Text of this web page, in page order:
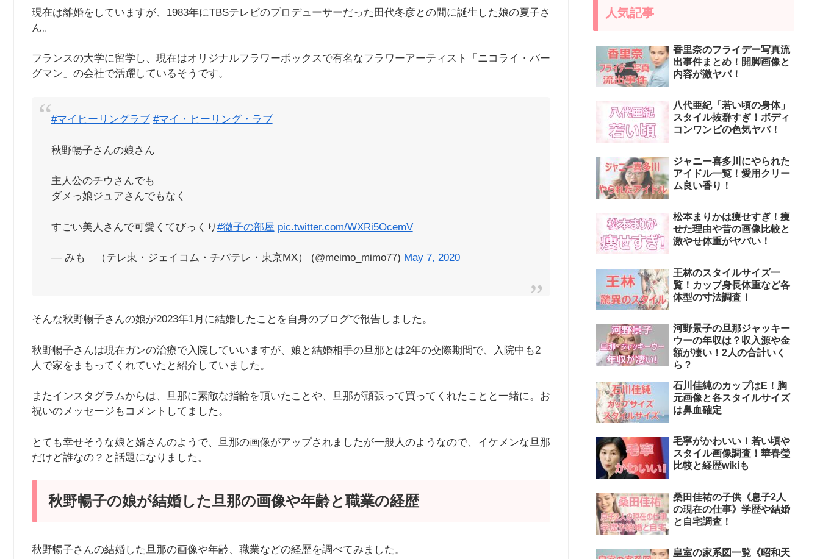
現在は離婚をしていますが、1983年にTBSテレビのプロデューサーだった田代冬彦との間に誕生した娘の夏子さ
ん。
フランスの大学に留学し、現在はオリジナルフラワーボックスで有名なフラワーアーティスト「ニコライ・バー
グマン」の会社で活躍しているそうです。
#マイヒーリングラブ #マイ・ヒーリング・ラブ
秋野暢子さんの娘さん
主人公のチウさんでも
ダメっ娘ジュアさんでもなく
すごい美人さんで可愛くてびっくり #徹子の部屋 pic.twitter.com/WXRi5OcemV
— みも （テレ東・ジェイコム・チバテレ・東京MX） (@meimo_mimo77) May 7, 2020
そんな秋野暢子さんの娘が2023年1月に結婚したことを自身のブログで報告しました。
秋野暢子さんは現在ガンの治療で入院していいますが、娘と結婚相手の旦那とは2年の交際期間で、入院中も2
人で家をまもってくれていたと紹介していました。
またインスタグラムからは、旦那に素敵な指輪を頂いたことや、旦那が頑張って買ってくれたことと一緒に。お
祝いのメッセージもコメントしてました。
とても幸せそうな娘と婿さんのようで、旦那の画像がアップされましたが一般人のようなので、イケメンな旦那
だけど誰なの？と話題になりました。
秋野暢子の娘が結婚した旦那の画像や年齢と職業の経歴
秋野暢子さんの結婚した旦那の画像や年齢、職業などの経歴を調べてみました。
人気記事
香里奈のフライデー写真流
出事件まとめ！開脚画像と
内容が激ヤバ！
八代亜紀「若い頃の身体」
スタイル抜群すぎ！ボディ
コンワンピの色気ヤバ！
ジャニー喜多川にやられた
アイドル一覧！愛用クリー
ム良い香り！
松本まりかは痩せすぎ！痩
せた理由や昔の画像比較と
激やせ体重がヤバい！
王林のスタイルサイズ一
覧！カップ身長体重など各
体型の寸法調査！
河野景子の旦那ジャッキー
ウーの年収は？収入源や金
額が凄い！2人の合計いく
ら？
石川佳純のカップはE！胸
元画像と各スタイルサイズ
は鼻血確定
毛寧がかわいい！若い頃や
スタイル画像調査！華春瑩
比較と経歴wikiも
桑田佳祐の子供《息子2人
の現在の仕事》学歴や結婚
と自宅調査！
皇室の家系図一覧《昭和天